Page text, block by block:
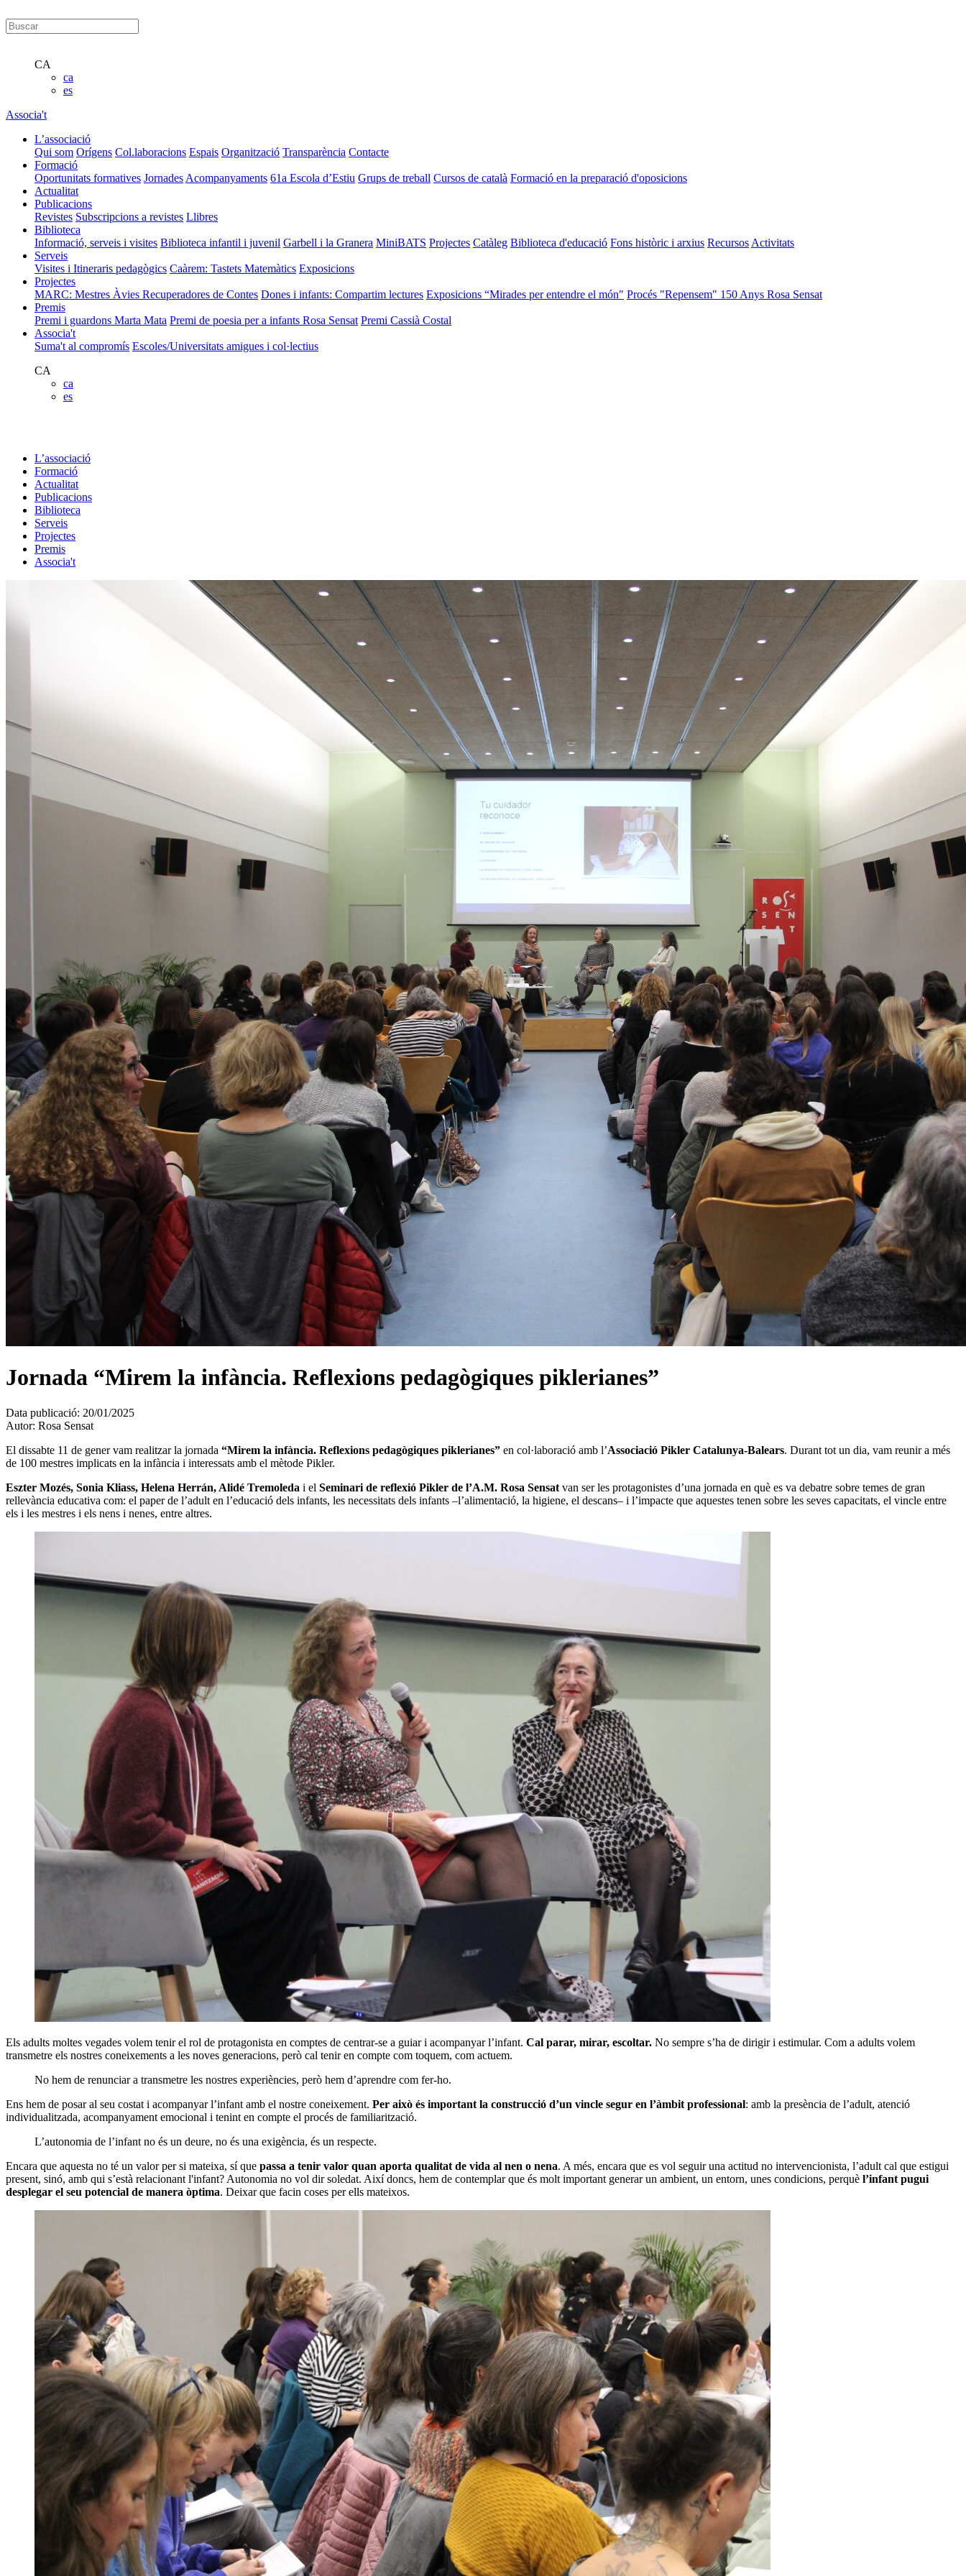
CA
ca
es
Associa't
L’associació
Qui som Orígens Col.laboracions Espais Organització Transparència Contacte
Formació
Oportunitats formatives Jornades Acompanyaments 61a Escola d’Estiu Grups de treball Cursos de català Formació en la preparació d'oposicions
Actualitat
Publicacions
Revistes Subscripcions a revistes Llibres
Biblioteca
Informació, serveis i visites Biblioteca infantil i juvenil Garbell i la Granera MiniBATS Projectes Catàleg Biblioteca d'educació Fons històric i arxius Recursos Activitats
Serveis
Visites i Itineraris pedagògics Caàrem: Tastets Matemàtics Exposicions
Projectes
MARC: Mestres Àvies Recuperadores de Contes Dones i infants: Compartim lectures Exposicions “Mirades per entendre el món" Procés "Repensem" 150 Anys Rosa Sensat
Premis
Premi i guardons Marta Mata Premi de poesia per a infants Rosa Sensat Premi Cassià Costal
Associa't
Suma't al compromís Escoles/Universitats amigues i col·lectius
CA
ca
es
L’associació
Formació
Actualitat
Publicacions
Biblioteca
Serveis
Projectes
Premis
Associa't
Jornada “Mirem la infància. Reflexions pedagògiques piklerianes”
Data publicació: 20/01/2025
Autor: Rosa Sensat
El dissabte 11 de gener vam realitzar la jornada “Mirem la infància. Reflexions pedagògiques piklerianes” en col·laboració amb l’Associació Pikler Catalunya-Balears. Durant tot un dia, vam reunir a més
de 100 mestres implicats en la infància i interessats amb el mètode Pikler.
Eszter Mozés, Sonia Kliass, Helena Herrán, Alidé Tremoleda i el Seminari de reflexió Pikler de l’A.M. Rosa Sensat van ser les protagonistes d’una jornada en què es va debatre sobre temes de gran
rellevància educativa com: el paper de l’adult en l’educació dels infants, les necessitats dels infants –l’alimentació, la higiene, el descans– i l’impacte que aquestes tenen sobre les seves capacitats, el vincle entre
els i les mestres i els nens i nenes, entre altres.
Els adults moltes vegades volem tenir el rol de protagonista en comptes de centrar-se a guiar i acompanyar l’infant. Cal parar, mirar, escoltar. No sempre s’ha de dirigir i estimular. Com a adults volem
transmetre els nostres coneixements a les noves generacions, però cal tenir en compte com toquem, com actuem.
No hem de renunciar a transmetre les nostres experiències, però hem d’aprendre com fer-ho.
Ens hem de posar al seu costat i acompanyar l’infant amb el nostre coneixement. Per això és important la construcció d’un vincle segur en l’àmbit professional: amb la presència de l’adult, atenció
individualitzada, acompanyament emocional i tenint en compte el procés de familiarització.
L’autonomia de l’infant no és un deure, no és una exigència, és un respecte.
Encara que aquesta no té un valor per si mateixa, sí que passa a tenir valor quan aporta qualitat de vida al nen o nena. A més, encara que es vol seguir una actitud no intervencionista, l’adult cal que estigui
present, sinó, amb qui s’està relacionant l'infant? Autonomia no vol dir soledat. Així doncs, hem de contemplar que és molt important generar un ambient, un entorn, unes condicions, perquè l’infant pugui
desplegar el seu potencial de manera òptima. Deixar que facin coses per ells mateixos.